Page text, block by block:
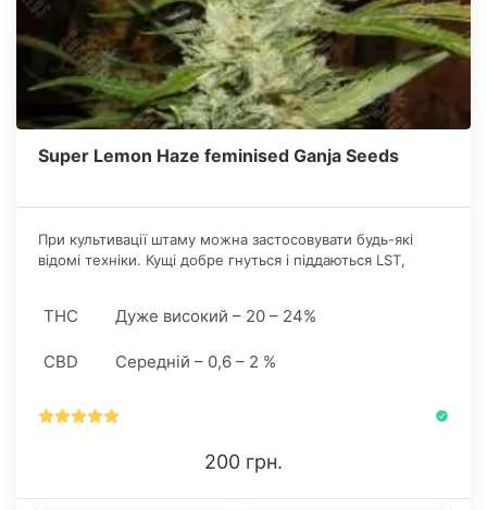
Super Lemon Haze feminised Ganja Seeds
При культивації штаму можна застосовувати будь-які
відомі техніки. Кущі добре гнуться і піддаються LST,
THC Дуже високий – 20 – 24%
CBD Середній – 0,6 – 2 %
200 грн.